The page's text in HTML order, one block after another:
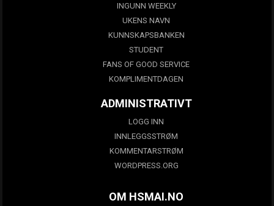
INGUNN WEEKLY
UKENS NAVN
KUNNSKAPSBANKEN
STUDENT
FANS OF GOOD SERVICE
KOMPLIMENTDAGEN
ADMINISTRATIVT
LOGG INN
INNLEGGSSTRØM
KOMMENTARSTRØM
WORDPRESS.ORG
OM HSMAI.NO